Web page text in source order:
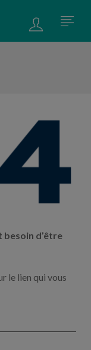
besoin d’être
le lien qui vous